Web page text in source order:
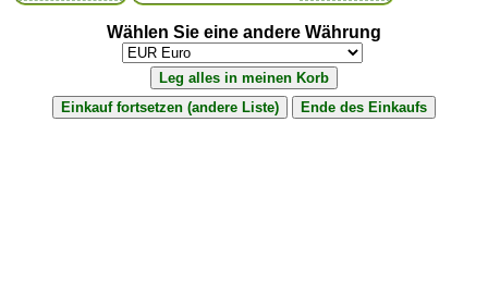
Wählen Sie eine andere Währung